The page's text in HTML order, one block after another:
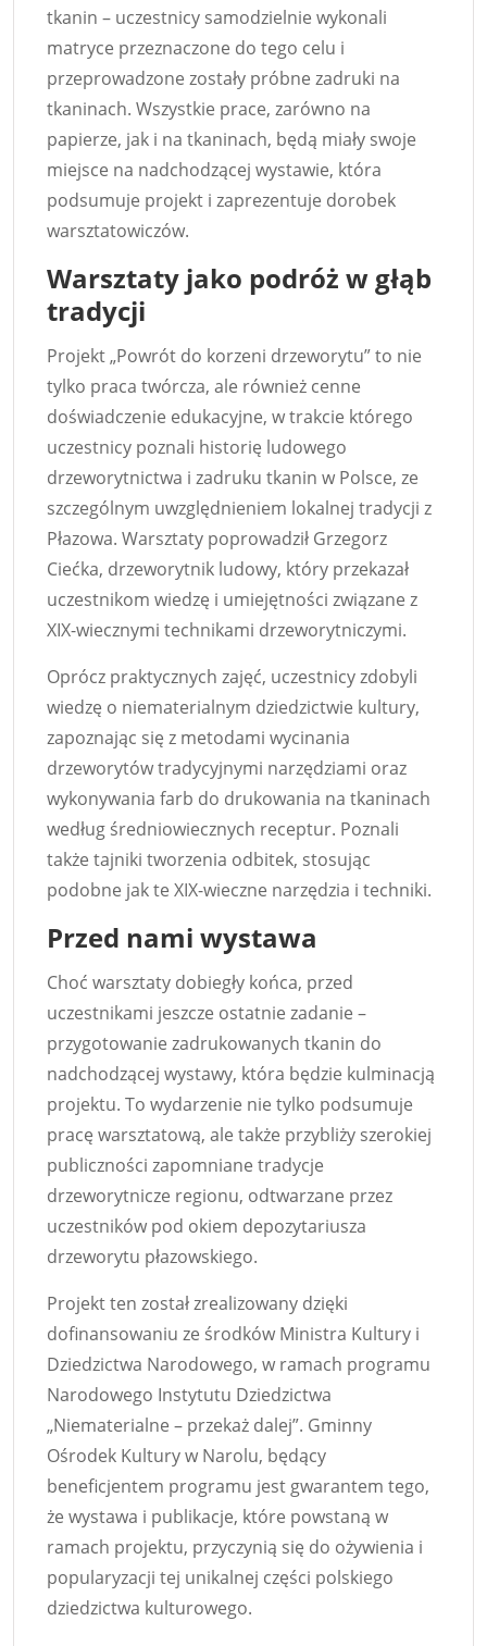
tkanin – uczestnicy samodzielnie wykonali
matryce przeznaczone do tego celu i
przeprowadzone zostały próbne zadruki na
tkaninach. Wszystkie prace, zarówno na
papierze, jak i na tkaninach, będą miały swoje
miejsce na nadchodzącej wystawie, która
podsumuje projekt i zaprezentuje dorobek
warsztatowiczów.
Warsztaty jako podróż w głąb
tradycji
Projekt „Powrót do korzeni drzeworytu” to nie
tylko praca twórcza, ale również cenne
doświadczenie edukacyjne, w trakcie którego
uczestnicy poznali historię ludowego
drzeworytnictwa i zadruku tkanin w Polsce, ze
szczególnym uwzględnieniem lokalnej tradycji z
Płazowa. Warsztaty poprowadził Grzegorz
Ciećka, drzeworytnik ludowy, który przekazał
uczestnikom wiedzę i umiejętności związane z
XIX-wiecznymi technikami drzeworytniczymi.
Oprócz praktycznych zajęć, uczestnicy zdobyli
wiedzę o niematerialnym dziedzictwie kultury,
zapoznając się z metodami wycinania
drzeworytów tradycyjnymi narzędziami oraz
wykonywania farb do drukowania na tkaninach
według średniowiecznych receptur. Poznali
także tajniki tworzenia odbitek, stosując
podobne jak te XIX-wieczne narzędzia i techniki.
Przed nami wystawa
Choć warsztaty dobiegły końca, przed
uczestnikami jeszcze ostatnie zadanie –
przygotowanie zadrukowanych tkanin do
nadchodzącej wystawy, która będzie kulminacją
projektu. To wydarzenie nie tylko podsumuje
pracę warsztatową, ale także przybliży szerokiej
publiczności zapomniane tradycje
drzeworytnicze regionu, odtwarzane przez
uczestników pod okiem depozytariusza
drzeworytu płazowskiego.
Projekt ten został zrealizowany dzięki
dofinansowaniu ze środków Ministra Kultury i
Dziedzictwa Narodowego, w ramach programu
Narodowego Instytutu Dziedzictwa
„Niematerialne – przekaż dalej”. Gminny
Ośrodek Kultury w Narolu, będący
beneficjentem programu jest gwarantem tego,
że wystawa i publikacje, które powstaną w
ramach projektu, przyczynią się do ożywienia i
popularyzacji tej unikalnej części polskiego
dziedzictwa kulturowego.